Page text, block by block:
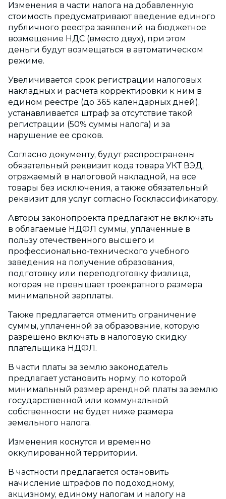
Изменения в части налога на добавленную
стоимость предусматривают введение единого
публичного реестра заявлений на бюджетное
возмещение НДС (вместо двух), при этом
деньги будут возмещаться в автоматическом
режиме.
Увеличивается срок регистрации налоговых
накладных и расчета корректировки к ним в
едином реестре (до 365 календарных дней),
устанавливается штраф за отсутствие такой
регистрации (50% суммы налога) и за
нарушение ее сроков.
Согласно документу, будут распространены
обязательный реквизит кода товара УКТ ВЭД,
отражаемый в налоговой накладной, на все
товары без исключения, а также обязательный
реквизит для услуг согласно Госклассификатору.
Авторы законопроекта предлагают не включать
в облагаемые НДФЛ суммы, уплаченные в
пользу отечественного высшего и
профессионально-технического учебного
заведения на получение образования,
подготовку или переподготовку физлица,
которая не превышает троекратного размера
минимальной зарплаты.
Также предлагается отменить ограничение
суммы, уплаченной за образование, которую
разрешено включать в налоговую скидку
плательщика НДФЛ.
В части платы за землю законодатель
предлагает установить норму, по которой
минимальный размер арендной платы за землю
государственной или коммунальной
собственности не будет ниже размера
земельного налога.
Изменения коснутся и временно
оккупированной территории.
В частности предлагается остановить
начисление штрафов по подоходному,
акцизному, единому налогам и налогу на